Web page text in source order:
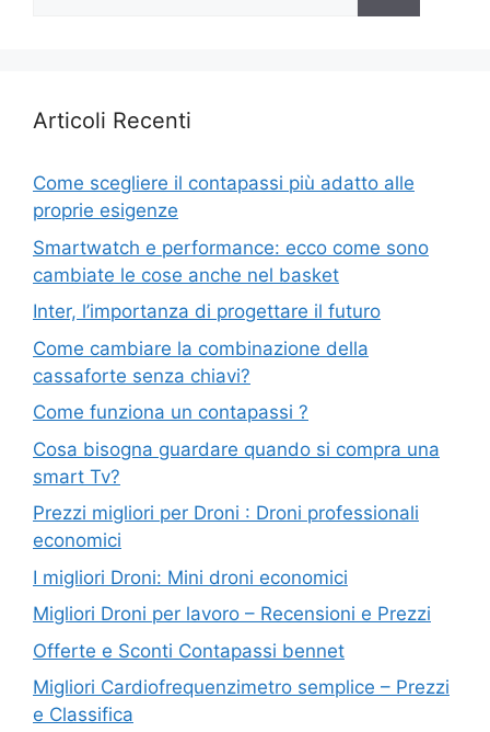
Articoli Recenti
Come scegliere il contapassi più adatto alle
proprie esigenze
Smartwatch e performance: ecco come sono
cambiate le cose anche nel basket
Inter, l’importanza di progettare il futuro
Come cambiare la combinazione della
cassaforte senza chiavi?
Come funziona un contapassi ?
Cosa bisogna guardare quando si compra una
smart Tv?
Prezzi migliori per Droni : Droni professionali
economici
I migliori Droni: Mini droni economici
Migliori Droni per lavoro – Recensioni e Prezzi
Offerte e Sconti Contapassi bennet
Migliori Cardiofrequenzimetro semplice – Prezzi
e Classifica